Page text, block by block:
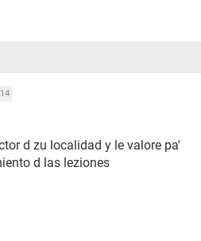
14
d zu localidad y le valore pa'
d las leziones